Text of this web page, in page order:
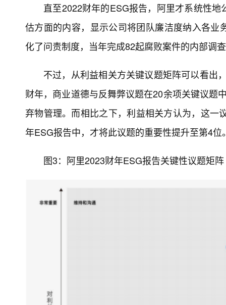
直至2022财年的ESG报告，阿里才系统性
估方面的内容，显示公司将团队廉洁度纳入各
化了问责制度，当年完成82起腐败案件的内部调
不过，从利益相关方关键议题矩阵可以看出
财年，商业道德与反舞弊议题在20余项关键议题
弃物管理。而相比之下，利益相关方认为，这
年ESG报告中，才将此议题的重要性提升至第4位
图3：阿里2023财年ESG报告关键性议题矩阵